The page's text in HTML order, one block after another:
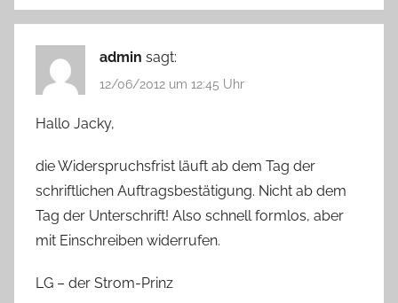
admin sagt:
12/06/2012 um 12:45 Uhr
Hallo Jacky,
die Widerspruchsfrist läuft ab dem Tag der
schriftlichen Auftragsbestätigung. Nicht ab dem
Tag der Unterschrift! Also schnell formlos, aber
mit Einschreiben widerrufen.
LG – der Strom-Prinz